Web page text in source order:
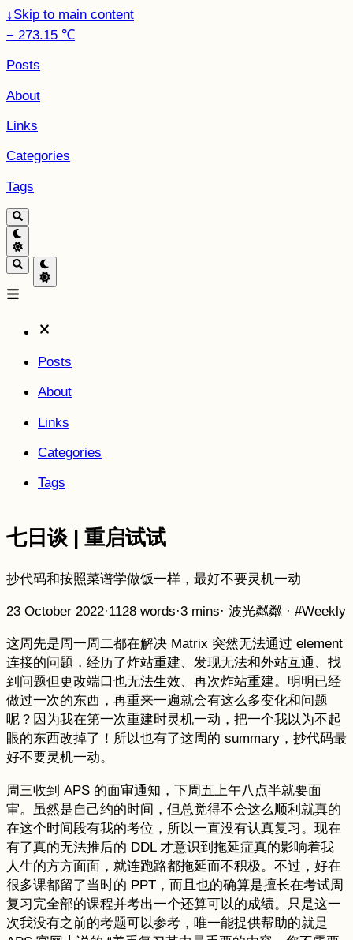
↓Skip to main content
− 273.15 ℃
Posts
About
Links
Categories
Tags
Posts
About
Links
Categories
Tags
七日谈 | 重启试试
抄代码和按照菜谱学做饭一样，最好不要灵机一动
23 October 2022·1128 words·3 mins· 波光粼粼 · #Weekly
这周先是周一周二都在解决 Matrix 突然无法通过 element
连接的问题，经历了炸站重建、发现无法和外站互通、找
到问题但更改端口也无法生效、再次炸站重建。明明已经
做过一次的东西，再重来一遍就会有这么多变化和问题
呢？因为我在第一次重建时灵机一动，把一个我以为不起
眼的东西改掉了！所以也有了这周的 summary，抄代码最
好不要灵机一动。
周三收到 APS 的面审通知，下周五上午八点半就要面
审。虽然是自己约的时间，但总觉得不会这么顺利就真的
在这个时间段有我的考位，所以一直没有认真复习。现在
有了真的无法推后的 DDL 才意识到拖延症真的影响着我
人生的方方面面，就连跑路都拖延而不积极。不过，好在
很多课都留了当时的 PPT，而且也的确算是擅长在考试周
复习完全部的课程并考出一个还算可以的成绩。只是这一
次我没有之前的考题可以参考，唯一能提供帮助的就是